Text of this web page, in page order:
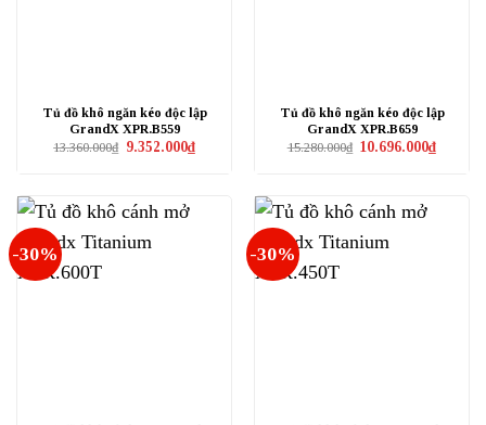
Tủ đồ khô ngăn kéo độc lập
GrandX XPR.B559
13.360.000₫ Giá
9.352.000₫Giá
hiện
9.352.000₫.
Tủ đồ khô ngăn kéo độc lập
GrandX XPR.B659
15.280.000₫ Giá
10.696.000₫Giá
hiện
-30% -30%